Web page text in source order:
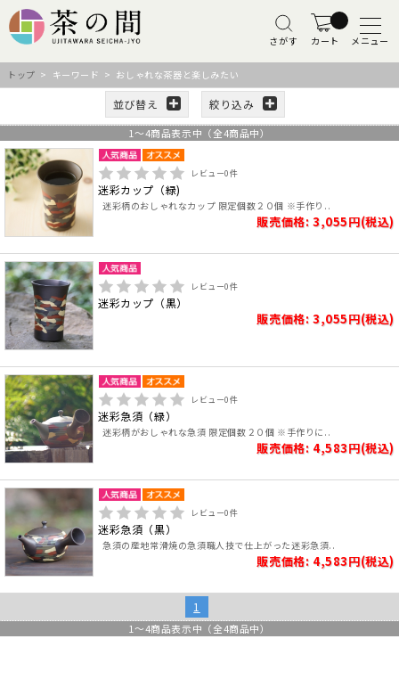
さがす カート メニュー
トップ > キーワード > おしゃれな茶器と楽しみたい
並び替え 絞り込み
1 ～4商品表示中（全4商品中）
レビュー0件
迷彩カップ（緑)
迷彩柄のおしゃれなカップ 限定個数２０個 ※手作り..
販売価格: 3,055円(税込)
レビュー0件
迷彩カップ（黒）
販売価格: 3,055円(税込)
レビュー0件
迷彩急須（緑）
迷彩柄がおしゃれな急須 限定個数２０個 ※手作りに..
販売価格: 4,583円(税込)
レビュー0件
迷彩急須（黒）
急須の産地常滑焼の急須職人技で仕上がった迷彩急須..
販売価格: 4,583円(税込)
1
1 ～4商品表示中（全4商品中）